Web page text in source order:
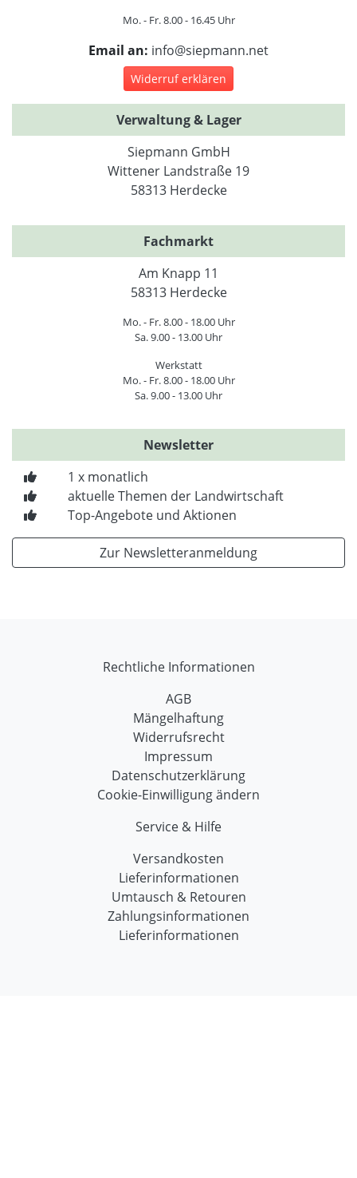
Mo. - Fr. 8.00 - 16.45 Uhr
Email an: info@siepmann.net
Widerruf erklären
Verwaltung & Lager
Siepmann GmbH
Wittener Landstraße 19
58313 Herdecke
Fachmarkt
Am Knapp 11
58313 Herdecke
Mo. - Fr. 8.00 - 18.00 Uhr
Sa. 9.00 - 13.00 Uhr
Werkstatt
Mo. - Fr. 8.00 - 18.00 Uhr
Sa. 9.00 - 13.00 Uhr
Newsletter
1 x monatlich
aktuelle Themen der Landwirtschaft
Top-Angebote und Aktionen
Zur Newsletteranmeldung
Rechtliche Informationen
AGB
Mängelhaftung
Widerrufsrecht
Impressum
Datenschutzerklärung
Cookie-Einwilligung ändern
Service & Hilfe
Versandkosten
Lieferinformationen
Umtausch & Retouren
Zahlungsinformationen
Lieferinformationen